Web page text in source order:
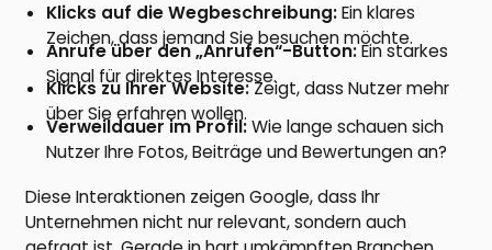
Klicks auf die Wegbeschreibung:Ein klares
Zeichen, dass jemand Sie besuchen möchte.
Anrufe über den „Anrufen“-Button:Ein starkes
Signal für direktes Interesse.
Klicks zu Ihrer Website:Zeigt, dass Nutzer mehr
über Sie erfahren wollen.
Verweildauer im Profil:Wie lange schauen sich
Nutzer Ihre Fotos, Beiträge und Bewertungen an?
Diese Interaktionen zeigen Google, dass Ihr
Unternehmen nicht nur relevant, sondern auch